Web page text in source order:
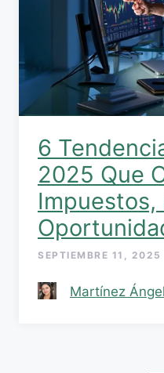
6
2025 Que
Impuestos,
SEPTIEMBRE 11, 2025
Martínez